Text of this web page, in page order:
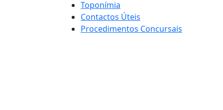
Toponímia
Contactos Úteis
Procedimentos Concursais